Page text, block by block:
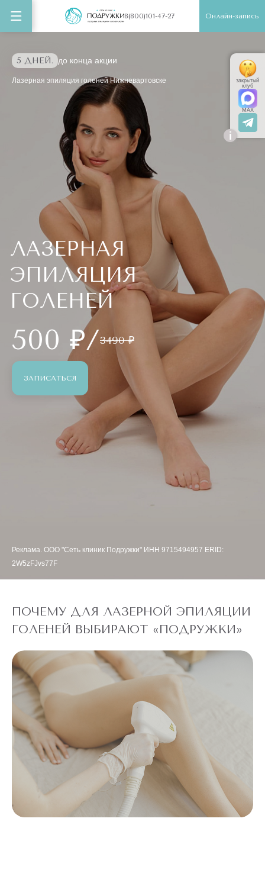
8(800)101-47-27 Онлайн-запись
5 ДНЕЙ. до конца акции
Лазерная эпиляция голеней Нижневартовске
ЛАЗЕРНАЯ
ЭПИЛЯЦИЯ
ГОЛЕНЕЙ
500 ₽/3490 ₽
ЗАПИСАТЬСЯ
Реклама. ООО "Сеть клиник Подружки" ИНН 9715494957 ERID:
2W5zFJvs77F
ПОЧЕМУ ДЛЯ ЛАЗЕРНОЙ ЭПИЛЯЦИИ
ГОЛЕНЕЙ ВЫБИРАЮТ «ПОДРУЖКИ»
i
закрытый
клуб
MAX